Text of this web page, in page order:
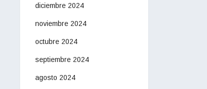
diciembre 2024
noviembre 2024
octubre 2024
septiembre 2024
agosto 2024